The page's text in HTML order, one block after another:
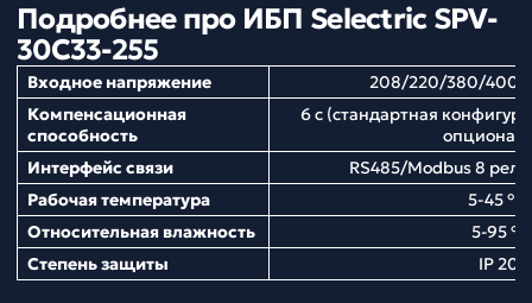
Подробнее про ИБП Selectric SPV-
30C33-255
Входное напряжение
208/220/380/400/
Компенсационная
способность
6 с (стандартная
Интерфейс связи
RS485/Modbus 8
Рабочая температура
5-45 ° С
Относительная влажность
5-95 %
Степень защиты
IP 20